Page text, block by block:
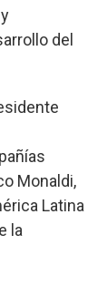
del
Monaldi,
Latina
la